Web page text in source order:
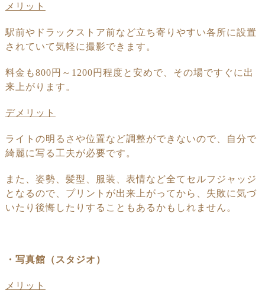
メリット
駅前やドラックストア前など立ち寄りやすい各所に設置
されていて気軽に撮影できます。
料金も800 円～ 1200 円程度と安めで、その場ですぐに出
来上がります。
デメリット
ライトの明るさや位置など調整ができないので、自分で
綺麗に写る 工夫が必要です。
また、姿勢、髪型、服装、表情など全てセルフジャッジ
となるので、 プリントが出来上がってから、失敗に気づ
いたり後悔したりすることも あるかもしれません。
・写真館（スタジオ）
メリット